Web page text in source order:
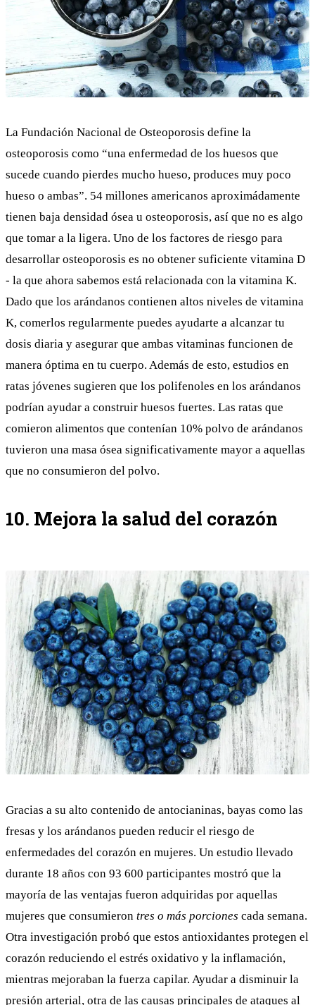
La Fundación Nacional de Osteoporosis define la
osteoporosis como “una enfermedad de los huesos que
sucede cuando pierdes mucho hueso, produces muy poco
hueso o ambas”. 54 millones americanos aproximádamente
tienen baja densidad ósea u osteoporosis, así que no es algo
que tomar a la ligera. Uno de los factores de riesgo para
desarrollar osteoporosis es no obtener suficiente vitamina D
- la que ahora sabemos está relacionada con la vitamina K.
Dado que los arándanos contienen altos niveles de vitamina
K, comerlos regularmente puedes ayudarte a alcanzar tu
dosis diaria y asegurar que ambas vitaminas funcionen de
manera óptima en tu cuerpo. Además de esto, estudios en
ratas jóvenes sugieren que los polifenoles en los arándanos
podrían ayudar a construir huesos fuertes. Las ratas que
comieron alimentos que contenían 10% polvo de arándanos
tuvieron una masa ósea significativamente mayor a aquellas
que no consumieron del polvo.
10. Mejora la salud del corazón
Gracias a su alto contenido de antocianinas, bayas como las
fresas y los arándanos pueden reducir el riesgo de
enfermedades del corazón en mujeres. Un estudio llevado
durante 18 años con 93 600 participantes mostró que la
mayoría de las ventajas fueron adquiridas por aquellas
mujeres que consumieron tres o más porciones cada semana.
Otra investigación probó que estos antioxidantes protegen el
corazón reduciendo el estrés oxidativo y la inflamación,
mientras mejoraban la fuerza capilar. Ayudar a disminuir la
presión arterial, otra de las causas principales de ataques al